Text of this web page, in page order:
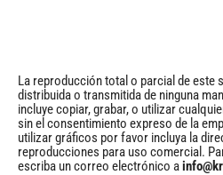
La reproducción total o parcial de este
distribuida o transmitida de ninguna
incluye copiar, grabar, o utilizar
sin el consentimiento expreso de la
utilizar gráficos por favor incluya la
reproducciones para uso comercial.
escriba un correo electrónico a